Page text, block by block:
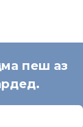
пеш аз